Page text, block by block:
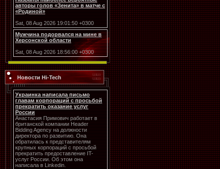
авторы голов «Зенита» в матче с
«Родиной»
Sat, 08 Aug 2026 19:01:50 +0300
Мужчина подорвался на мине в
Херсонской области
Sat, 08 Aug 2026 18:56:00 +0300
Новости Hi-Tech
Украинка написала письмо
главам корпораций с просьбой
прекратить оказание услуг
России
Анастасия Примович работает в
британской компании Header
Bidding Agency на должности
директора по развитию. Она
обратилась к представителям
крупных корпораций с просьбой
прекратить предоставление IT-
услуг России. Об этом она
написала в Linkedin.